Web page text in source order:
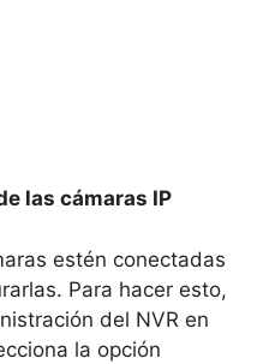
las cámaras IP
estén conectadas
Para hacer esto,
del NVR en
la opción